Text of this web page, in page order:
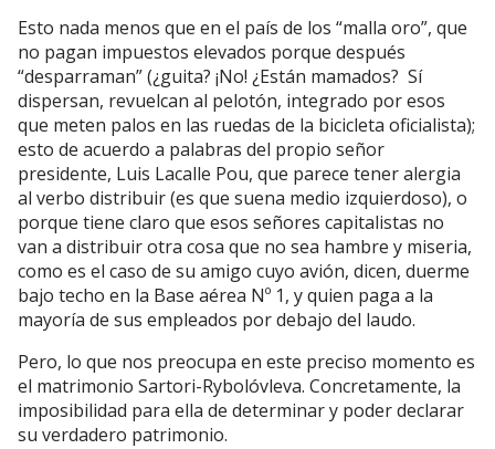
Esto nada menos que en el país de los “malla oro”, que
no pagan impuestos elevados porque después
“desparraman” (¿guita? ¡No! ¿Están mamados? Sí
dispersan, revuelcan al pelotón, integrado por esos
que meten palos en las ruedas de la bicicleta oficialista);
esto de acuerdo a palabras del propio señor
presidente, Luis Lacalle Pou, que parece tener alergia
al verbo distribuir (es que suena medio izquierdoso), o
porque tiene claro que esos señores capitalistas no
van a distribuir otra cosa que no sea hambre y miseria,
como es el caso de su amigo cuyo avión, dicen, duerme
bajo techo en la Base aérea Nº 1, y quien paga a la
mayoría de sus empleados por debajo del laudo.
Pero, lo que nos preocupa en este preciso momento es
el matrimonio Sartori-Rybolóvleva. Concretamente, la
imposibilidad para ella de determinar y poder declarar
su verdadero patrimonio.